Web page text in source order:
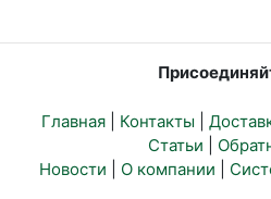
Главная Контакты
Статьи
Новости
О компании